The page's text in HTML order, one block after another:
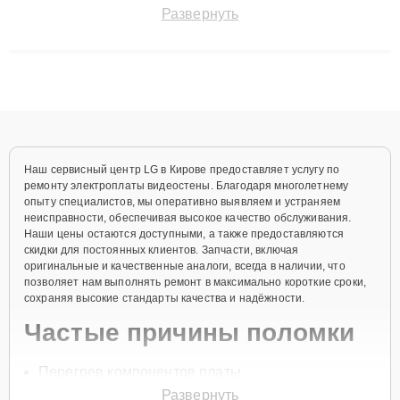
до 3 лет. Наши мастера решают сложные случаи: от замены
Развернуть
Наш сервисный центр LG в Кирове предоставляет услугу по
ремонту электроплаты видеостены. Благодаря многолетнему
опыту специалистов, мы оперативно выявляем и устраняем
неисправности, обеспечивая высокое качество обслуживания.
Наши цены остаются доступными, а также предоставляются
скидки для постоянных клиентов. Запчасти, включая
оригинальные и качественные аналоги, всегда в наличии, что
позволяет нам выполнять ремонт в максимально короткие сроки,
сохраняя высокие стандарты качества и надёжности.
Частые причины поломки
Перегрев компонентов платы.
Механические повреждения в результате ударов.
Развернуть